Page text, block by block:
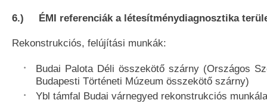
6.) ÉMI referenciák a létesítménydiagnosztika
Rekonstrukciós, felújítási munkák:
Budai Palota Déli összekötő szárny (Országos
Budapesti Történeti Múzeum összekötő szárny)
Ybl támfal Budai várnegyed rekonstrukciós